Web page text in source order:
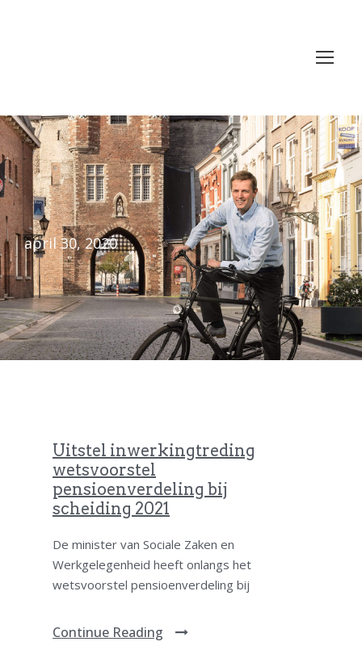
april 30, 2020
Uitstel inwerkingtreding
wetsvoorstel
pensioenverdeling bij
scheiding 2021
De minister van Sociale Zaken en
Werkgelegenheid heeft onlangs het
wetsvoorstel pensioenverdeling bij
Continue Reading